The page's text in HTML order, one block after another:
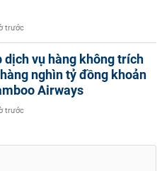
trước
dịch vụ hàng không trích
nghìn tỷ đồng khoản
Airways
trước